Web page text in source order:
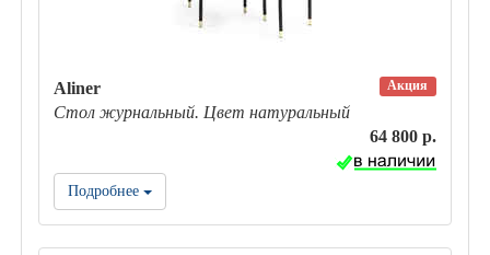
Акция
Aliner
Стол журнальный. Цвет натуральный
64 800 р.
Подробнее